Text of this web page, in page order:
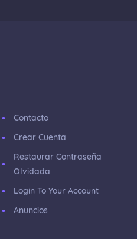
Contacto
Crear Cuenta
Restaurar Contraseña
Olvidada
Login To Your Account
Anuncios